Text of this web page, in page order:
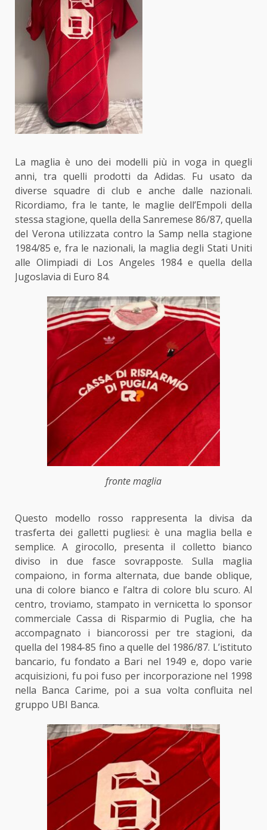
La maglia è uno dei modelli più in voga in quegli
anni, tra quelli prodotti da Adidas. Fu usato da
diverse squadre di club e anche dalle nazionali.
Ricordiamo, fra le tante, le maglie dell’Empoli della
stessa stagione, quella della Sanremese 86/87, quella
del Verona utilizzata contro la Samp nella stagione
1984/85 e, fra le nazionali, la maglia degli Stati Uniti
alle Olimpiadi di Los Angeles 1984 e quella della
Jugoslavia di Euro 84.
fronte maglia
Questo modello rosso rappresenta la divisa da
trasferta dei galletti pugliesi: è una maglia bella e
semplice. A girocollo, presenta il colletto bianco
diviso in due fasce sovrapposte. Sulla maglia
compaiono, in forma alternata, due bande oblique,
una di colore bianco e l’altra di colore blu scuro. Al
centro, troviamo, stampato in vernicetta lo sponsor
commerciale Cassa di Risparmio di Puglia, che ha
accompagnato i biancorossi per tre stagioni, da
quella del 1984-85 fino a quelle del 1986/87. L’istituto
bancario, fu fondato a Bari nel 1949 e, dopo varie
acquisizioni, fu poi fuso per incorporazione nel 1998
nella Banca Carime, poi a sua volta confluita nel
gruppo UBI Banca.